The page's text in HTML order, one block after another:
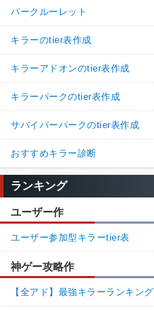
パークルーレット
キラーのtier表作成
キラーアドオンのtier表作成
キラーパークのtier表作成
サバイバーパークのtier表作成
おすすめキラー診断
ランキング
ユーザー作
ユーザー参加型キラーtier表
神ゲー攻略作
【全アド】最強キラーランキング